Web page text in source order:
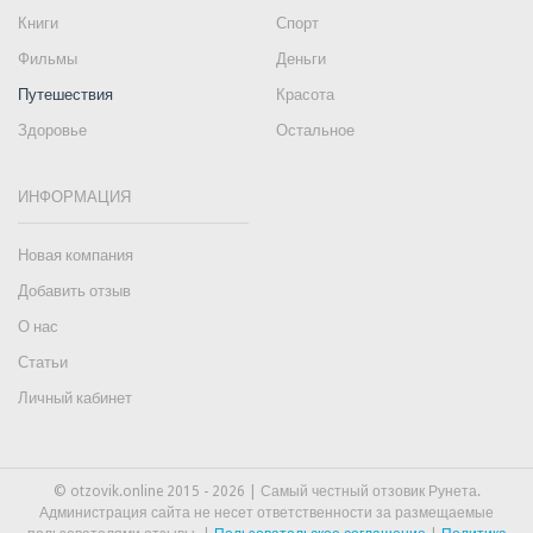
Книги
Спорт
Фильмы
Деньги
Путешествия
Красота
Здоровье
Остальное
ИНФОРМАЦИЯ
Новая компания
Добавить отзыв
О нас
Статьи
Личный кабинет
© otzovik.online 2015 - 2026 | Самый честный отзовик Рунета.
Администрация сайта не несет ответственности за размещаемые